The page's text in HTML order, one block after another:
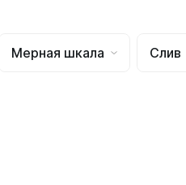
Мерная шкала Слив